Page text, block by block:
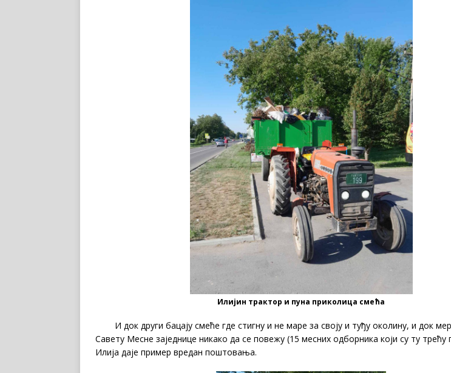
Илијин трактор и пуна приколица смећа
И док други бацају смеће где стигну и не маре за своју и туђу околину, и док
Савету Месне заједнице никако да се повежу (15 месних одборника који су ту трећу
Илија даје пример вредан поштовања.